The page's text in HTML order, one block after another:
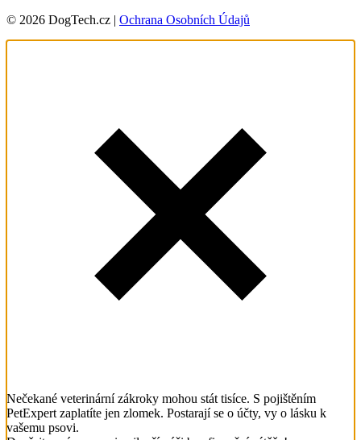
© 2026 DogTech.cz | Ochrana Osobních Údajů
Nečekané veterinární zákroky mohou stát tisíce. S pojištěním
PetExpert zaplatíte jen zlomek. Postarají se o účty, vy o lásku k
vašemu psovi.